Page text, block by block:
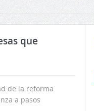
que
de la reforma
a pasos